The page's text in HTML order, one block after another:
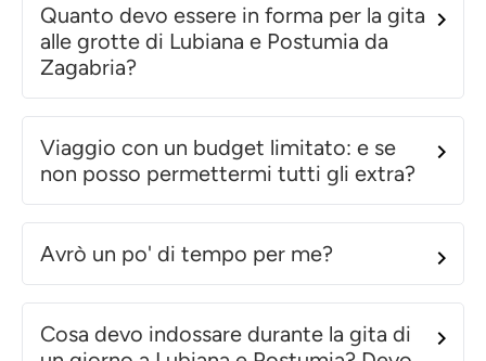
Quanto devo essere in forma per la gita
alle grotte di Lubiana e Postumia da
Zagabria?
Viaggio con un budget limitato: e se
non posso permettermi tutti gli extra?
Avrò un po' di tempo per me?
Cosa devo indossare durante la gita di